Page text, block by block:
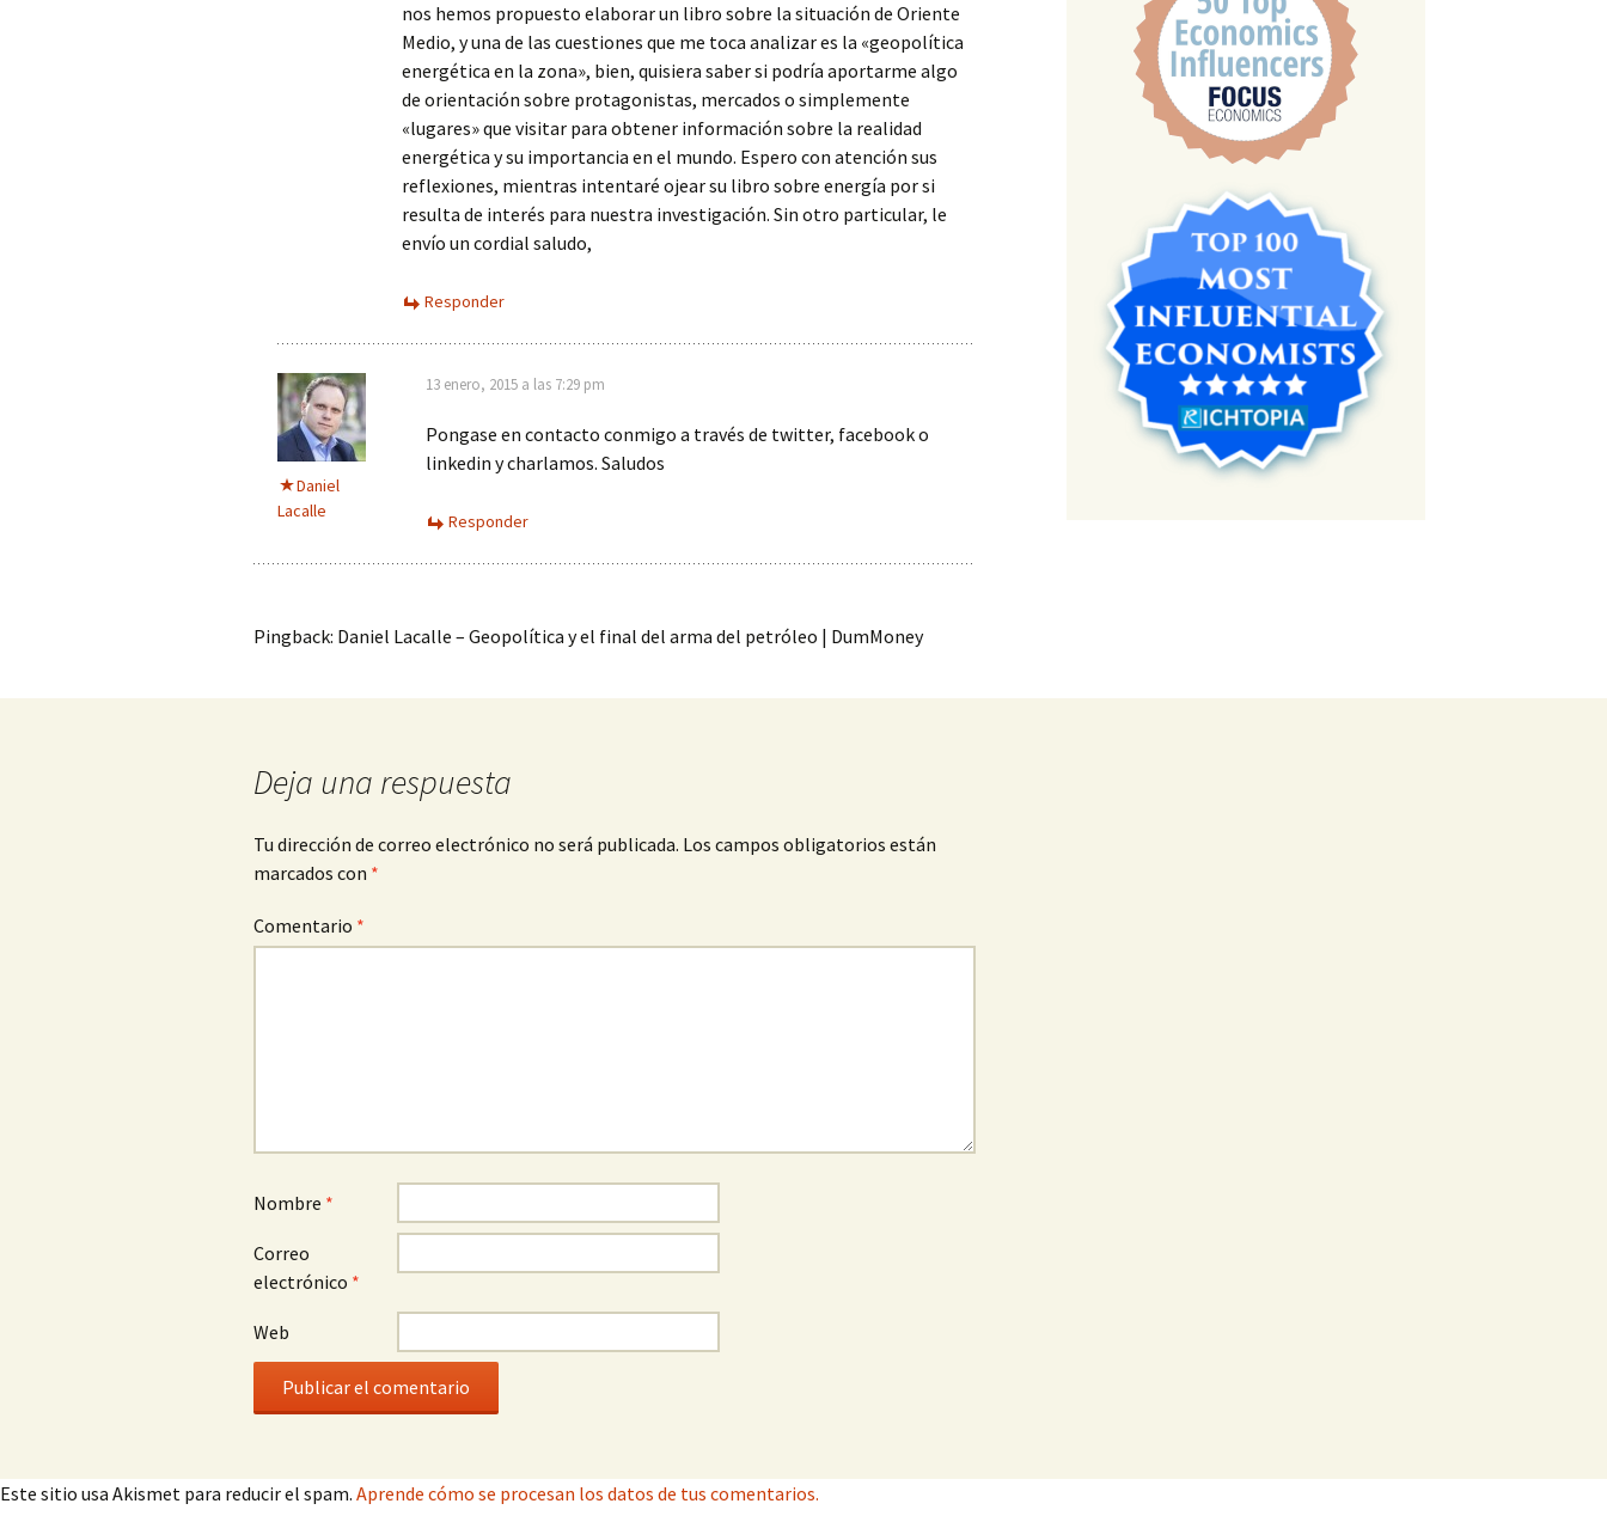
nos hemos propuesto elaborar un libro sobre la situación de Oriente
Medio, y una de las cuestiones que me toca analizar es la «geopolítica
energética en la zona», bien, quisiera saber si podría aportarme algo
de orientación sobre protagonistas, mercados o simplemente
«lugares» que visitar para obtener información sobre la realidad
energética y su importancia en el mundo. Espero con atención sus
reflexiones, mientras intentaré ojear su libro sobre energía por si
resulta de interés para nuestra investigación. Sin otro particular, le
envío un cordial saludo,
Responder
Daniel
Lacalle
13 enero, 2015 a las 7:29 pm
Pongase en contacto conmigo a través de twitter, facebook o
linkedin y charlamos. Saludos
Responder
Pingback: Daniel Lacalle – Geopolítica y el final del arma del petróleo | DumMoney
Deja una respuesta
Tu dirección de correo electrónico no será publicada. Los campos obligatorios están
marcados con *
Comentario *
Nombre *
Correo
electrónico *
Web
Este sitio usa Akismet para reducir el spam. Aprende cómo se procesan los datos de tus comentarios.